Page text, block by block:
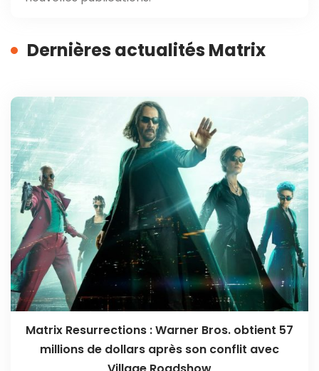
Dernières actualités Matrix
Matrix Resurrections : Warner Bros. obtient 57
millions de dollars après son conflit avec